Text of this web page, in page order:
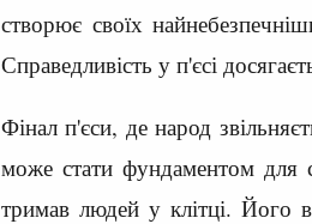
створює своїх
Справедливість у п'єсі
Фінал п'єси, де народ
може стати фундаментом для
тримав людей у клітці. Його